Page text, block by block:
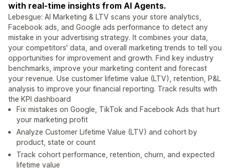
with real-time insights from AI Agents.
Lebesgue: AI Marketing & LTV scans your store analytics,
Facebook ads, and Google ads performance to detect any
mistake in your advertising strategy. It combines your data,
your competitors' data, and overall marketing trends to tell you
opportunities for improvement and growth. Find key industry
benchmarks, improve your marketing content and forecast
your revenue. Use customer lifetime value (LTV), retention, P&L
analysis to improve your financial reporting. Track results with
the KPI dashboard
Fix mistakes on Google, TikTok and Facebook Ads that hurt
your marketing profit
Analyze Customer Lifetime Value (LTV) and cohort by
product, state or count
Track cohort performance, retention, churn, and expected
lifetime value